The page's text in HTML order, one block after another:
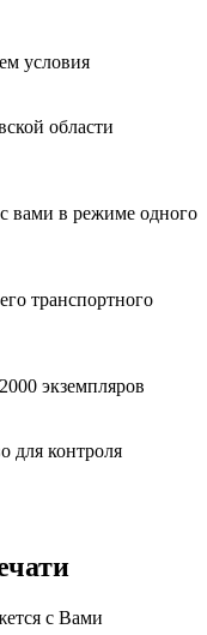
условия
области
вами в режиме одного
транспортного
экземпляров
для контроля
с Вами